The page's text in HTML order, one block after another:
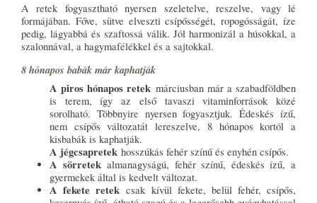
A retek fogyasztható nyersen szeletelve, reszelve, vagy lé
formájában. Főve, sütve elveszti csípősségét, ropogósságát, íze
pedig, lágyabbá és szaftossá válik. Jól harmonizál a húsokkal, a
szalonnával, a hagymafélékkel és a sajtokkal.
8 hónapos babák már kaphatják
A piros hónapos retek márciusban már a szabadföldben
is terem, így az első tavaszi vitaminforrások közé
sorolható. Többnyire nyersen fogyasztjuk. Édeskés ízű,
nem csípős változatát lereszelve, 8 hónapos kortól a
kisbabák is kaphatják.
A jégcsapretek hosszúkás fehér színű és enyhén csípős.
A sörretekalmanagyságú, fehér színű, édeskés ízű, a
gyermekek által is kedvelt változat.
A fekete retek csak kívül fekete, belül fehér, csípős,